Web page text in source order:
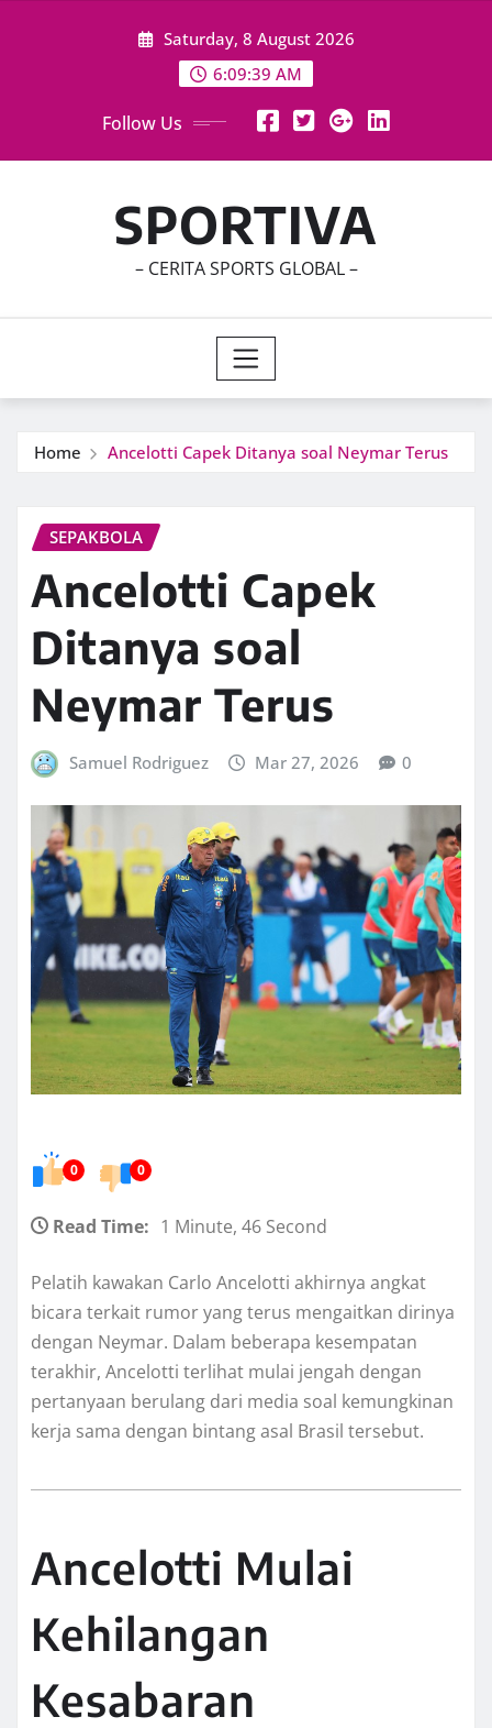
Saturday, 8 August 2026
6:09:41 AM
Follow Us
SPORTIVA
– CERITA SPORTS GLOBAL –
Home Ancelotti Capek Ditanya soal Neymar Terus
SEPAKBOLA
Ancelotti Capek
Ditanya soal
Neymar Terus
Samuel Rodriguez Mar 27, 2026 0
0 0
Read Time: 1 Minute, 46 Second
Pelatih kawakan Carlo Ancelotti akhirnya angkat
bicara terkait rumor yang terus mengaitkan dirinya
dengan Neymar. Dalam beberapa kesempatan
terakhir, Ancelotti terlihat mulai jengah dengan
pertanyaan berulang dari media soal kemungkinan
kerja sama dengan bintang asal Brasil tersebut.
Ancelotti Mulai
Kehilangan
Kesabaran